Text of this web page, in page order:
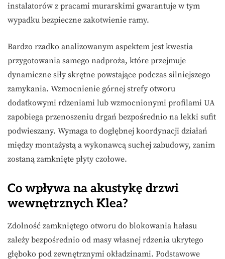
instalatorów z pracami murarskimi gwarantuje w tym
wypadku bezpieczne zakotwienie ramy.
Bardzo rzadko analizowanym aspektem jest kwestia
przygotowania samego nadproża, które przejmuje
dynamiczne siły skrętne powstające podczas silniejszego
zamykania. Wzmocnienie górnej strefy otworu
dodatkowymi rdzeniami lub wzmocnionymi profilami UA
zapobiega przenoszeniu drgań bezpośrednio na lekki sufit
podwieszany. Wymaga to dogłębnej koordynacji działań
między montażystą a wykonawcą suchej zabudowy, zanim
zostaną zamknięte płyty czołowe.
Co wpływa na akustykę drzwi
wewnętrznych Klea?
Zdolność zamkniętego otworu do blokowania hałasu
zależy bezpośrednio od masy własnej rdzenia ukrytego
głęboko pod zewnętrznymi okładzinami. Podstawowe